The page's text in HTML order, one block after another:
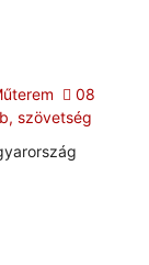
08
szövetség